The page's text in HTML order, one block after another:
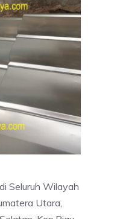
Seluruh Wilayah
Utara,